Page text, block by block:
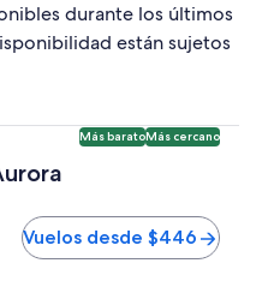
durante los últimos
están sujetos
Más baratoMás cercano
Vuelos desde $446